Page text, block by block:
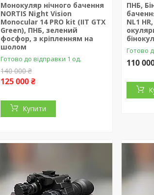
Монокуляр нічного бачення
NORTIS Night Vision
Monocular 14 PRO kit (IIT GTX
Green), ПНБ, зелений
фосфор, з кріпленням на
шолом
Готово до відправки 1 од.
140 000 ₴
125 000 ₴
Купити
ПНБ,
NL1
Готово
110